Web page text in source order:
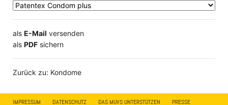
als E-Mail versenden
​​​​​​​​​​​​​​​​​als PDF sichern
Zurück zu: Kondome
IMPRESSUM DATENSCHUTZ DAS MUVS UNTERSTÜTZEN PRESSE